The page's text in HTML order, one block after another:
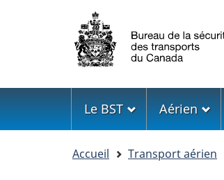
Sélection
de
la
langue
Menu
Le BST Aérien
Accueil Transport aérien